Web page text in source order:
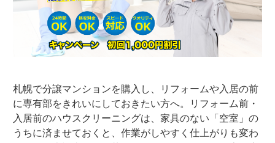
札幌で分譲マンションを購入し、リフォームや入居の前
に専有部をきれいにしておきたい方へ。リフォーム前・
入居前のハウスクリーニングは、家具のない「空室」の
うちに済ませておくと、作業がしやすく仕上がりも変わ